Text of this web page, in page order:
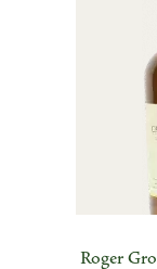
Roger